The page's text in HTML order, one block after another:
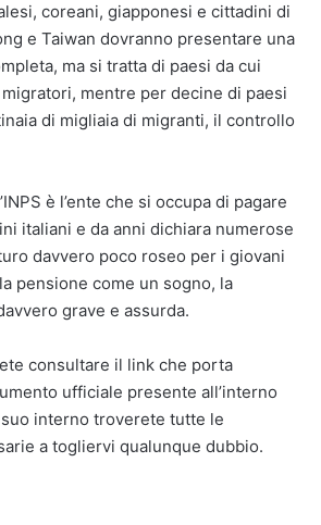
coreani, giapponesi e cittadini di
e Taiwan dovranno presentare una
ma si tratta di paesi da cui
mentre per decine di paesi
di migliaia di migranti, il controllo
è l’ente che si occupa di pagare
italiani e da anni dichiara numerose
davvero poco roseo per i giovani
pensione come un sogno, la
grave e assurda.
consultare il link che porta
ufficiale presente all’interno
suo interno troverete tutte le
a togliervi qualunque dubbio.